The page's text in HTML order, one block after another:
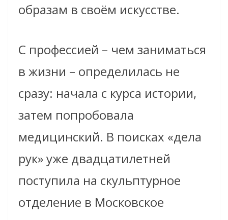
образам в своём искусстве.
С профессией – чем заниматься
в жизни – определилась не
сразу: начала c курса истории,
затем попробовала
медицинcкий. В поисках «дела
рук» уже двадцатилетней
поступила на скульптурное
отделение в Московское